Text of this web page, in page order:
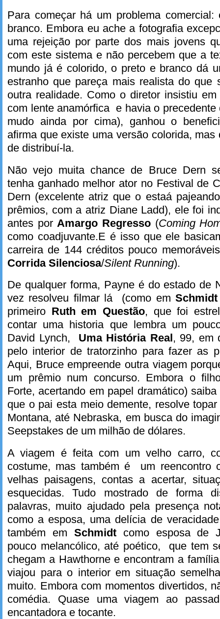
Para começar há um problema
branco. Embora eu ache a fotografia
uma rejeição por parte dos mais jovens
com este sistema e não percebem que a
mundo já é colorido, o preto e branco dá
estranho que pareça mais realista do que
outra realidade. Como o diretor insistiu
com lente anamórfica e havia o
mudo ainda por cima), ganhou o
afirma que existe uma versão colorida,
de distribuí-la.
Não vejo muita chance de Bruce Dern
tenha ganhado melhor ator no Festival de
Dern (excelente atriz que o estaá
prêmios, com a atriz Diane Ladd), ele foi
antes por Amargo Regresso(Coming
como coadjuvante.E é isso que ele
carreira de 144 créditos pouco
Corrida Silenciosa/Silent Running).
De qualquer forma, Payne é do estado de
vez resolveu filmar lá (como em Schmidt
primeiro Ruth em Questão, que foi
contar uma historia que lembra um
David Lynch, Uma História Real , 99, em
pelo interior de tratorzinho para fazer as
Aqui, Bruce empreende outra viagem
um prêmio num concurso. Embora o
Forte, acertando em papel dramático)
que o pai esta meio demente, resolve
Montana, até Nebraska, em busca do
Seepstakes de um milhão de dólares.
A viagem é feita com um velho carro,
costume, mas também é um reencontro
velhas paisagens, contas a acertar,
esquecidas. Tudo mostrado de forma
palavras, muito ajudado pela presença
como a esposa, uma delícia de
também em Schmidtcomo esposa de
pouco melancólico, até poético, que tem
chegam a Hawthorne e encontram a
viajou para o interior em situação
muito. Embora com momentos divertidos,
comédia. Quase uma viagem ao
encantadora e tocante.